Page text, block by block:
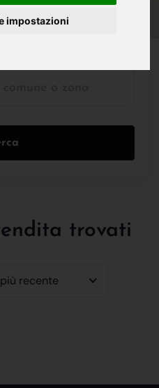
impostazioni
trovati
recente